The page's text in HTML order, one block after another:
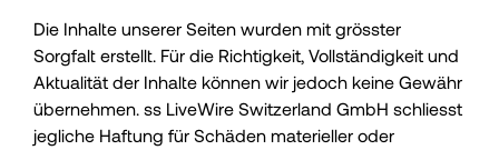
Die Inhalte unserer Seiten wurden mit grösster
Sorgfalt erstellt. Für die Richtigkeit, Vollständigkeit und
Aktualität der Inhalte können wir jedoch keine Gewähr
übernehmen. ss LiveWire Switzerland GmbH schliesst
jegliche Haftung für Schäden materieller oder